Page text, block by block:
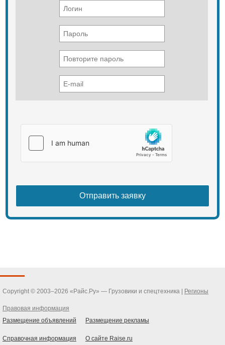
Copyright © 2003–2026 «Райс.Ру» — Грузовики и спецтехника | Регионы
Правовая информация
Размещение объявлений
Размещение рекламы
Справочная информация О сайте Raise.ru